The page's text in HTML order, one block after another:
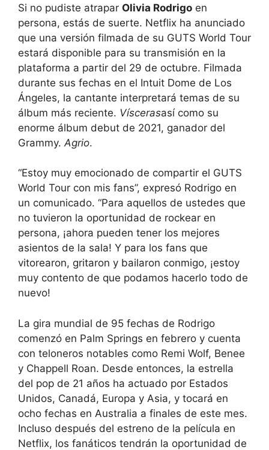
Si no pudiste atrapar Olivia Rodrigo en
persona, estás de suerte. Netflix ha anunciado
que una versión filmada de su GUTS World Tour
estará disponible para su transmisión en la
plataforma a partir del 29 de octubre. Filmada
durante sus fechas en el Intuit Dome de Los
Ángeles, la cantante interpretará temas de su
álbum más reciente. Víscerasasí como su
enorme álbum debut de 2021, ganador del
Grammy. Agrio.
“Estoy muy emocionado de compartir el GUTS
World Tour con mis fans”, expresó Rodrigo en
un comunicado. “Para aquellos de ustedes que
no tuvieron la oportunidad de rockear en
persona, ¡ahora pueden tener los mejores
asientos de la sala! Y para los fans que
vitorearon, gritaron y bailaron conmigo, ¡estoy
muy contento de que podamos hacerlo todo de
nuevo!
La gira mundial de 95 fechas de Rodrigo
comenzó en Palm Springs en febrero y cuenta
con teloneros notables como Remi Wolf, Benee
y Chappell Roan. Desde entonces, la estrella
del pop de 21 años ha actuado por Estados
Unidos, Canadá, Europa y Asia, y tocará en
ocho fechas en Australia a finales de este mes.
Incluso después del estreno de la película en
Netflix, los fanáticos tendrán la oportunidad de